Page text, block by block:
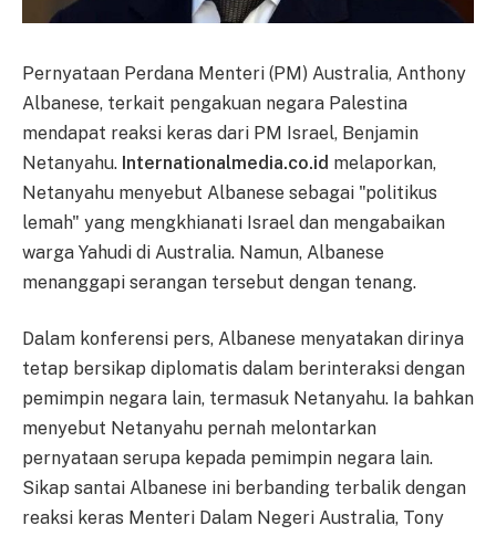
Pernyataan Perdana Menteri (PM) Australia, Anthony
Albanese, terkait pengakuan negara Palestina
mendapat reaksi keras dari PM Israel, Benjamin
Netanyahu. Internationalmedia.co.id melaporkan,
Netanyahu menyebut Albanese sebagai "politikus
lemah" yang mengkhianati Israel dan mengabaikan
warga Yahudi di Australia. Namun, Albanese
menanggapi serangan tersebut dengan tenang.
Dalam konferensi pers, Albanese menyatakan dirinya
tetap bersikap diplomatis dalam berinteraksi dengan
pemimpin negara lain, termasuk Netanyahu. Ia bahkan
menyebut Netanyahu pernah melontarkan
pernyataan serupa kepada pemimpin negara lain.
Sikap santai Albanese ini berbanding terbalik dengan
reaksi keras Menteri Dalam Negeri Australia, Tony